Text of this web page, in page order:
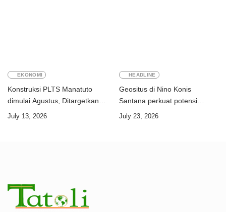
EKONOMI
Konstruksi PLTS Manatuto
dimulai Agustus, Ditargetkan
July 13, 2026
HEADLINE
Geositus di Nino Konis
Santana perkuat potensi
Timor-Leste menuju UNESCO
July 23, 2026